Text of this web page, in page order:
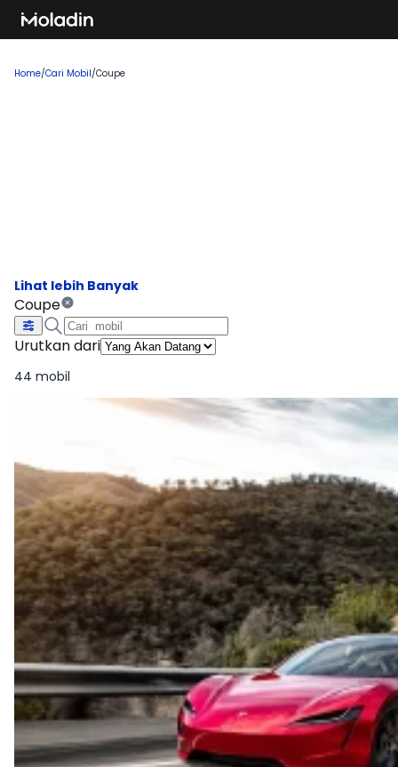
Home/Cari Mobil/Coupe
Coupe
Urutkan dari
44 mobil